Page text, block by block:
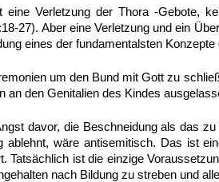
eine Verletzung der Thora -Gebote,
27). Aber eine Verletzung und ein
eines der fundamentalsten
um den Bund mit Gott zu
an den Genitalien des Kindes
davor, die Beschneidung als das
ablehnt, wäre antisemitisch. Das ist
Tatsächlich ist die einzige
nach Bildung zu streben und